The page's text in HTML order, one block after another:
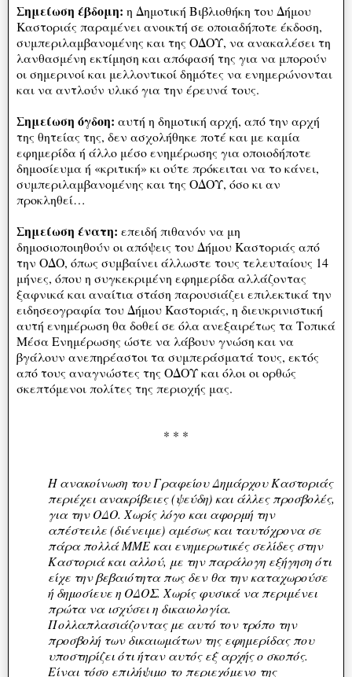
Σημείωση έβδομη: η Δημοτική Βιβλιοθήκη του Δήμου
Καστοριάς παραμένει ανοικτή σε οποιαδήποτε έκδοση,
συμπεριλαμβανομένης και της ΟΔΟΥ, να ανακαλέσει τη
λανθασμένη εκτίμηση και απόφασή της για να μπορούν
οι σημερινοί και μελλοντικοί δημότες να ενημερώνονται
και να αντλούν υλικό για την έρευνά τους.
Σημείωση όγδοη: αυτή η δημοτική αρχή, από την αρχή
της θητείας της, δεν ασχολήθηκε ποτέ και με καμία
εφημερίδα ή άλλο μέσο ενημέρωσης για οποιοδήποτε
δημοσίευμα ή «κριτική» κι ούτε πρόκειται να το κάνει,
συμπεριλαμβανομένης και της ΟΔΟΥ, όσο κι αν
προκληθεί…
Σημείωση ένατη: επειδή πιθανόν να μη
δημοσιοποιηθούν οι απόψεις του Δήμου Καστοριάς από
την ΟΔΟ, όπως συμβαίνει άλλωστε τους τελευταίους 14
μήνες, όπου η συγκεκριμένη εφημερίδα αλλάζοντας
ξαφνικά και αναίτια στάση παρουσιάζει επιλεκτικά την
ειδησεογραφία του Δήμου Καστοριάς, η διευκρινιστική
αυτή ενημέρωση θα δοθεί σε όλα ανεξαιρέτως τα Τοπικά
Μέσα Ενημέρωσης ώστε να λάβουν γνώση και να
βγάλουν ανεπηρέαστοι τα συμπεράσματά τους, εκτός
από τους αναγνώστες της ΟΔΟΥ και όλοι οι ορθώς
σκεπτόμενοι πολίτες της περιοχής μας.
* * *
Η ανακοίνωση του Γραφείου Δημάρχου Καστοριάς
περιέχει ανακρίβειες (ψεύδη) και άλλες προσβολές,
για την ΟΔΟ. Χωρίς λόγο και αφορμή την
απέστειλε (διένειμε) αμέσως και ταυτόχρονα σε
πάρα πολλά ΜΜΕ και ενημερωτικές σελίδες στην
Καστοριά και αλλού, με την παράλογη εξήγηση ότι
είχε την βεβαιότητα πως δεν θα την καταχωρούσε
ή δημοσίευε η ΟΔΟΣ. Χωρίς φυσικά να περιμένει
πρώτα να ισχύσει η δικαιολογία.
Πολλαπλασιάζοντας με αυτό τον τρόπο την
προσβολή των δικαιωμάτων της εφημερίδας που
υποστηρίζει ότι ήταν αυτός εξ αρχής ο σκοπός.
Είναι τόσο επιλήψιμο το περιεχόμενο της